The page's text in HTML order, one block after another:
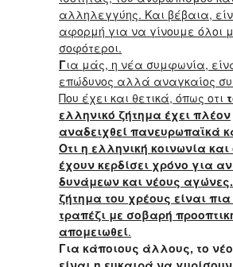
αλληλεγγύης. Και βέβαια,
αφορμή για να γίνουμε όλοι
σοφότεροι.
Για μάς, η νέα συμφωνία,
επώδυνος αλλά αναγκαίος
Που έχει και θετικά, όπως οτι
ελληνικό ζήτημα έχει πλέον
αναδειχθεί πανευρωπαϊκά
Οτι η ελληνική κοινωνία και
έχουν κερδίσει χρόνο για
δυνάμεων και νέους αγώνες.
ζήτημα του χρέους είναι πια
τραπέζι με σοβαρή
απομειωθεί.
Για κάποιους άλλους, το